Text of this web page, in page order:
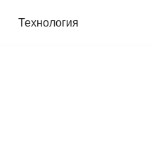
Технология